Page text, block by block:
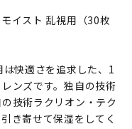
イスト 乱視用（30枚
快適さを追求した、1
ンズです。独自の技術
技術ラクリオン・テク
き寄せて保湿をしてく